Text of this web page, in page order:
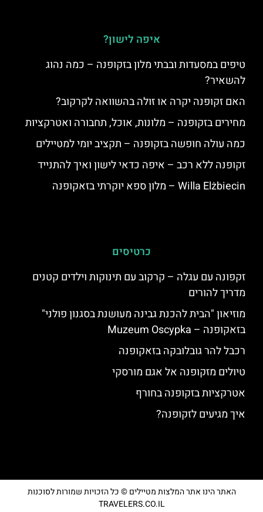
איפה לישון?
טיפים במסעדות ובבתי מלון בזקופנה – כמה נהוג
להשאיר?
האם זקופנה יקרה או זולה בהשוואה לקרקוב?
מחירים בזקופנה – מלונות, אוכל, תחבורה ואטרקציות
כמה עולה חופשה בזקופנה – תקציב יומי למטיילים
זקופנה ללא רכב – איפה כדאי לישון ואיך להתנייד
Willa Elżbiecin – מלון ספא יוקרתי בזאקופנה
כרטיסים
זקפונה עם עגלה – קרקוב עם תינוקות וילדים קטנים
מדריך להורים
מוזיאון "הבית להכנת גבינה מעושנת בסגנון פולני"
בזאקופנה – Muzeum Oscypka
רכבל להר גובלובקה בזאקופנה
טיולים מזקופנה אל אגם מורסקי
אטרקציות בזקופנה בחורף
איך מגיעים לזקופנה?
האתר הינו אתר המלצות מטיילים © כל הזכויות שמורות לסוכנות
TRAVELERS.CO.IL